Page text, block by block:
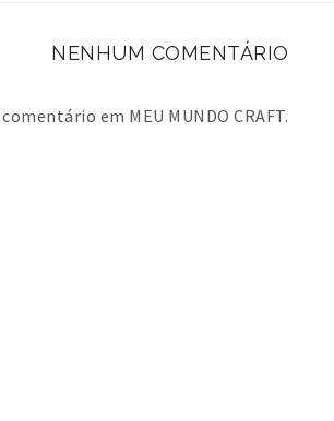
NENHUM COMENTÁRIO
em MEU MUNDO CRAFT.